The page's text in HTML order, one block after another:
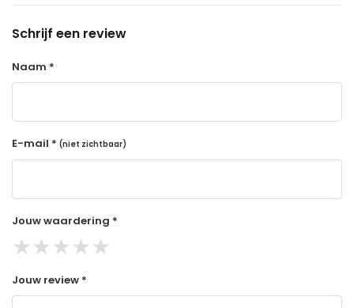
Schrijf een review
Naam *
E-mail * (niet zichtbaar)
Jouw waardering *
★★★★★
Jouw review *